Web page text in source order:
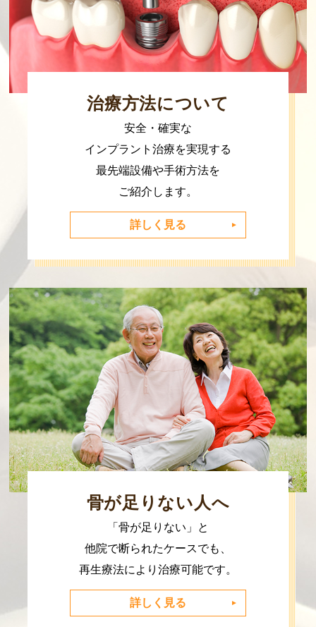
治療方法について
安全・確実な
インプラント治療を実現する
最先端設備や手術方法を
ご紹介します。
詳しく見る
骨が足りない人へ
「骨が足りない」と
他院で断られたケースでも、
再生療法により治療可能です。
詳しく見る